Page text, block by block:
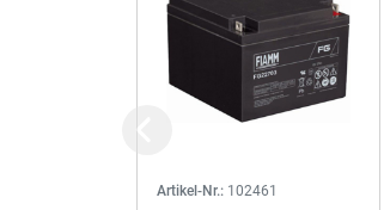
Artikel-Nr.: 102461